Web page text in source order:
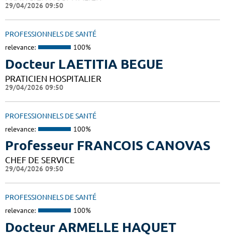
29/04/2026 09:50
PROFESSIONNELS DE SANTÉ
relevance: 100%
Docteur LAETITIA BEGUE
PRATICIEN HOSPITALIER
29/04/2026 09:50
PROFESSIONNELS DE SANTÉ
relevance: 100%
Professeur FRANCOIS CANOVAS
CHEF DE SERVICE
29/04/2026 09:50
PROFESSIONNELS DE SANTÉ
relevance: 100%
Docteur ARMELLE HAQUET